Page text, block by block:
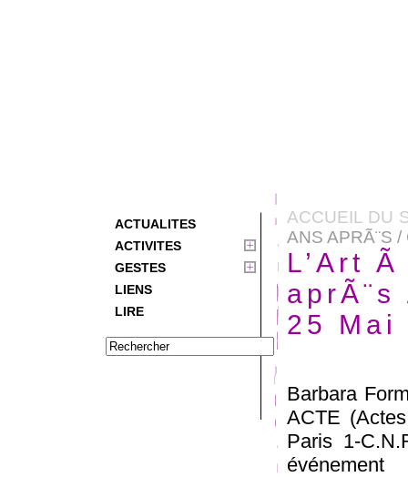
ACTUALITES
ACTIVITES
GESTES
LIENS
LIRE
ACCUEIL DU
ANS APRÃ¨S
L’Art
25 Mai
Barbara
ACTE
Paris 1-
événement